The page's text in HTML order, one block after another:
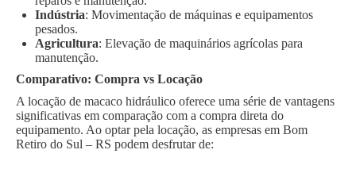
Indústria: Movimentação de máquinas e equipamentos
pesados.
Agricultura: Elevação de maquinários agrícolas para
manutenção.
Comparativo: Compra vs Locação
A locação de macaco hidráulico oferece uma série de vantagens
significativas em comparação com a compra direta do
equipamento. Ao optar pela locação, as empresas em Bom
Retiro do Sul – RS podem desfrutar de: